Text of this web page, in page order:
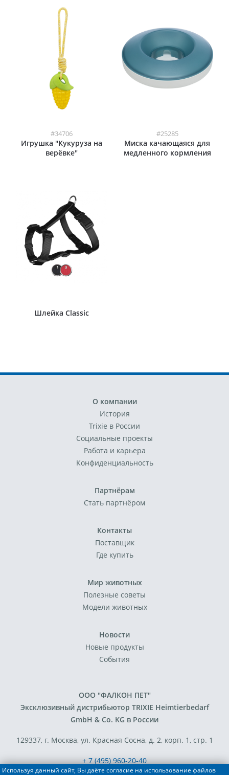
#34706
Игрушка "Кукуруза на
верёвке"
#25285
Миска качающаяся для
медленного кормления
Шлейка Classic
О компании
История
Trixie в России
Социальные проекты
Работа и карьера
Конфиденциальность
Партнёрам
Стать партнёром
Контакты
Поставщик
Где купить
Мир животных
Полезные советы
Модели животных
Новости
Новые продукты
События
ООО "ФАЛКОН ПЕТ"
Эксклюзивный дистрибьютор TRIXIE Heimtierbedarf
GmbH & Co. KG в России
129337, г. Москва, ул. Красная Сосна, д. 2, корп. 1, стр. 1
+ 7 (495) 960-20-40
+ 7 (495) 122-25-18
Используя данный сайт, Вы даёте согласие на использование файлов